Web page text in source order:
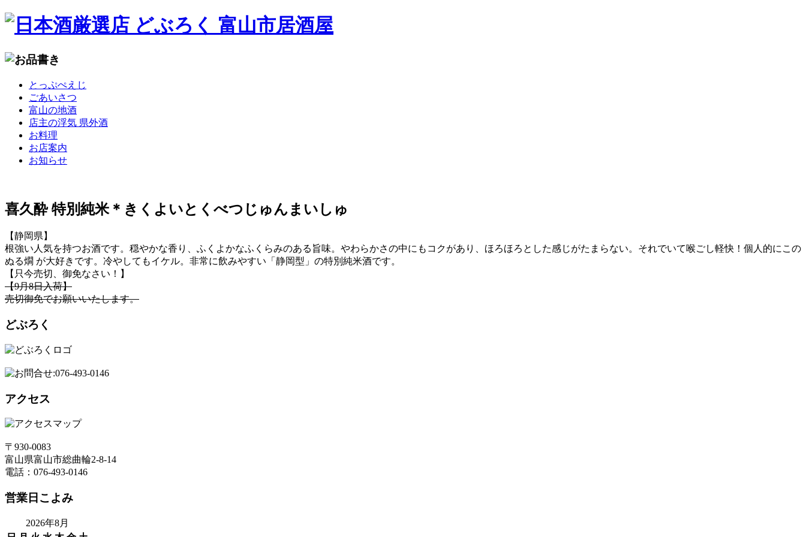
とっぷぺえじ
ごあいさつ
富山の地酒
店主の浮気 県外酒
お料理
お店案内
お知らせ
喜久酔 特別純米＊きくよいとくべつじゅんまいしゅ
【静岡県】
根強い人気を持つお酒です。穏やかな香り、ふくよかなふくらみのある旨味。やわらかさの中にもコクがあり、ほろほろとした感じがたまらない。それでいて喉ごし軽快！個人的にこの
ぬる燗 が大好きです。冷やしてもイケル。非常に飲みやすい「静岡型」の特別純米酒です。
【只今売切、御免なさい！】
【9月8日入荷】
売切御免でお願いいたします。
どぶろく
アクセス
〒930-0083
富山県富山市総曲輪2-8-14
電話：076-493-0146
営業日こよみ
2026年8月